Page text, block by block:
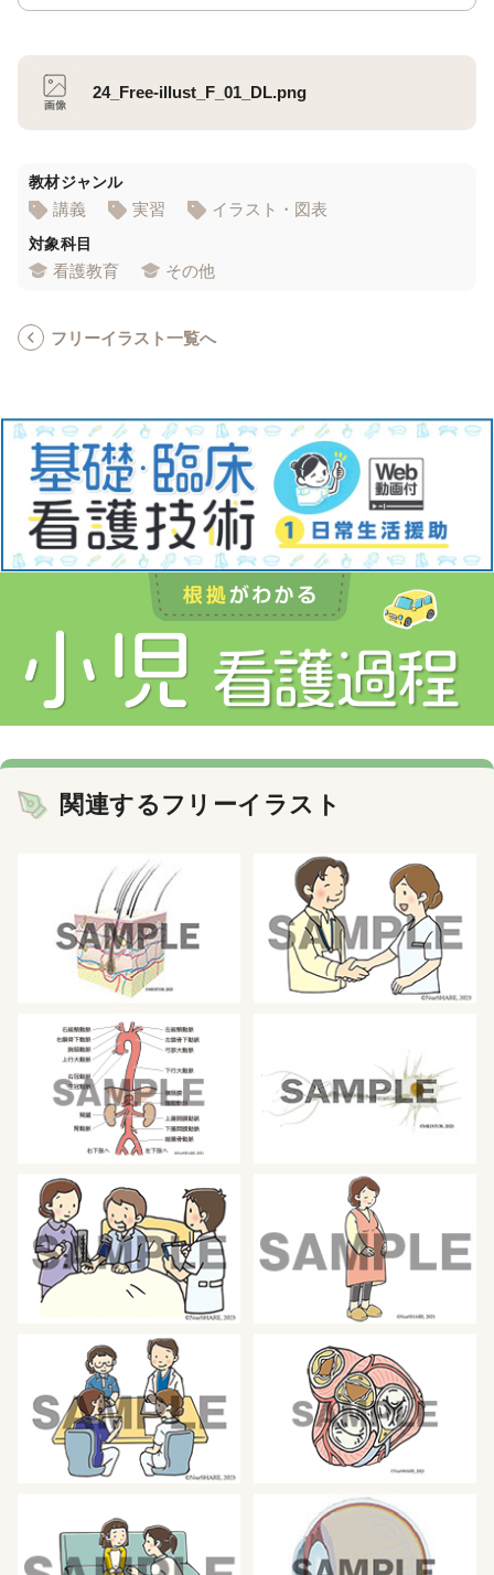
24_Free-illust_F_01_DL.png
教材ジャンル
講義 実習 イラスト・図表
対象科目
看護教育 その他
フリーイラスト一覧へ
関連するフリーイラスト